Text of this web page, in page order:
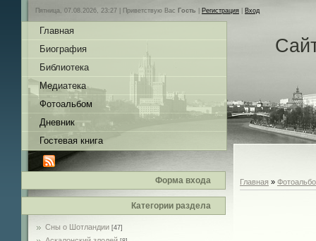
Пятница, 07.08.2026, 23:27 | Приветствую Вас Гость Регистрация Вход
Главная
Биография
Библиотека
Медиатека
Фотоальбом
Дневник
Гостевая книга
Форма входа
Категории раздела
Сны о Шотландии [47]
Главная »